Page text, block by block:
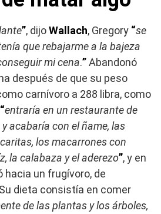
”, dijoWallach, Gregory “se
que rebajarme a la bajeza
mi cena.”Abandonó
después de que su peso
carnívoro a 288 libra, como
“entraría en un restaurante de
acabaría con el ñame, las
los macarrones con
la calabaza y el aderezo”, y en
hacia un frugívoro, de
dieta consistía en comer
de las plantas y los árboles,